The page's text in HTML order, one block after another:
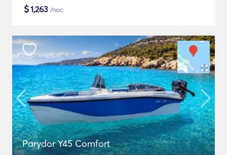
$1,263 /noc
Parydor Y45 Comfort